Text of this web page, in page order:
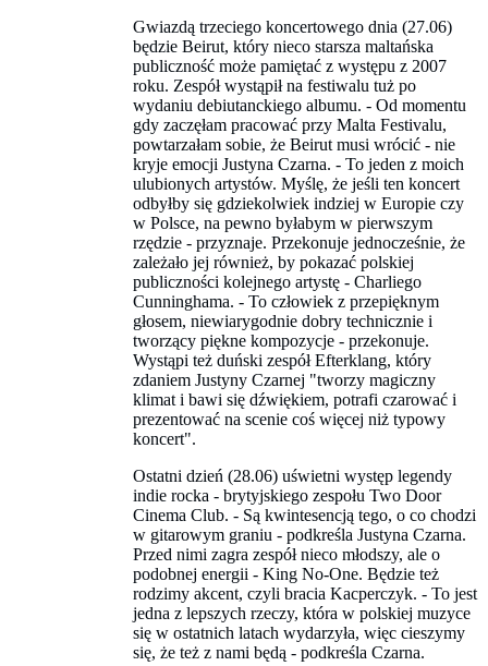
Gwiazdą trzeciego koncertowego dnia (27.06)
będzie Beirut, który nieco starsza maltańska
publiczność może pamiętać z występu z 2007
roku. Zespół wystąpił na festiwalu tuż po
wydaniu debiutanckiego albumu. - Od momentu
gdy zaczęłam pracować przy Malta Festivalu,
powtarzałam sobie, że Beirut musi wrócić - nie
kryje emocji Justyna Czarna. - To jeden z moich
ulubionych artystów. Myślę, że jeśli ten koncert
odbyłby się gdziekolwiek indziej w Europie czy
w Polsce, na pewno byłabym w pierwszym
rzędzie - przyznaje. Przekonuje jednocześnie, że
zależało jej również, by pokazać polskiej
publiczności kolejnego artystę - Charliego
Cunninghama. - To człowiek z przepięknym
głosem, niewiarygodnie dobry technicznie i
tworzący piękne kompozycje - przekonuje.
Wystąpi też duński zespół Efterklang, który
zdaniem Justyny Czarnej "tworzy magiczny
klimat i bawi się dźwiękiem, potrafi czarować i
prezentować na scenie coś więcej niż typowy
koncert".
Ostatni dzień (28.06) uświetni występ legendy
indie rocka - brytyjskiego zespołu Two Door
Cinema Club. - Są kwintesencją tego, o co chodzi
w gitarowym graniu - podkreśla Justyna Czarna.
Przed nimi zagra zespół nieco młodszy, ale o
podobnej energii - King No-One. Będzie też
rodzimy akcent, czyli bracia Kacperczyk. - To jest
jedna z lepszych rzeczy, która w polskiej muzyce
się w ostatnich latach wydarzyła, więc cieszymy
się, że też z nami będą - podkreśla Czarna.